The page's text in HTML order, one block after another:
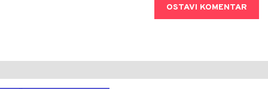
OSTAVI KOMENTAR